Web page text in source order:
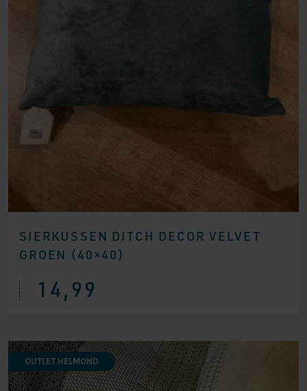
SIERKUSSEN DITCH DECOR VELVET
GROEN (40×40)
14,99
OUTLET HELMOND